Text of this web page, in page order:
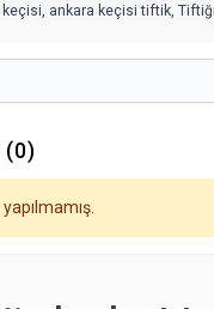
keçisi ankara keçisi tiftik
(0)